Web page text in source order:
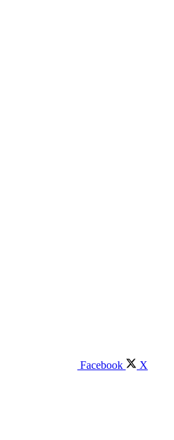
Facebook X